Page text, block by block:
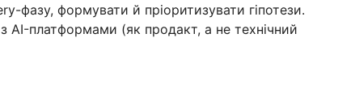
фазу, формувати й пріоритизувати гіпотези.
платформами (як продакт, а не технічний